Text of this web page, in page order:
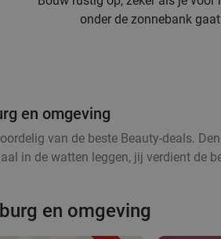
onder de zonnebank
en omgeving
van de beste Beauty-deals.
in de watten leggen, jij verdient de
en omgeving